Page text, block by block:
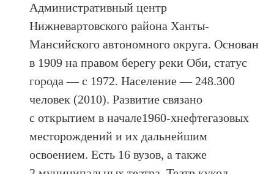
Административный центр
Нижневартовского района Ханты-
Мансийского автономного округа. Основан
в 1909 на правом берегу реки Оби, статус
города — с 1972. Население — 248.300
человек (2010). Развитие связано
с открытием в начале1960-хнефтегазовых
месторождений и их дальнейшим
освоением. Есть 16 вузов, а также